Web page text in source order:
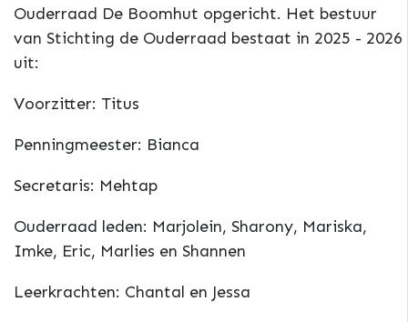
Ouderraad De Boomhut opgericht. Het bestuur
van Stichting de Ouderraad bestaat in 2025 - 2026
uit:
Voorzitter: Titus
Penningmeester: Bianca
Secretaris: Mehtap
Ouderraad leden: Marjolein, Sharony, Mariska,
Imke, Eric, Marlies en Shannen
Leerkrachten: Chantal en Jessa